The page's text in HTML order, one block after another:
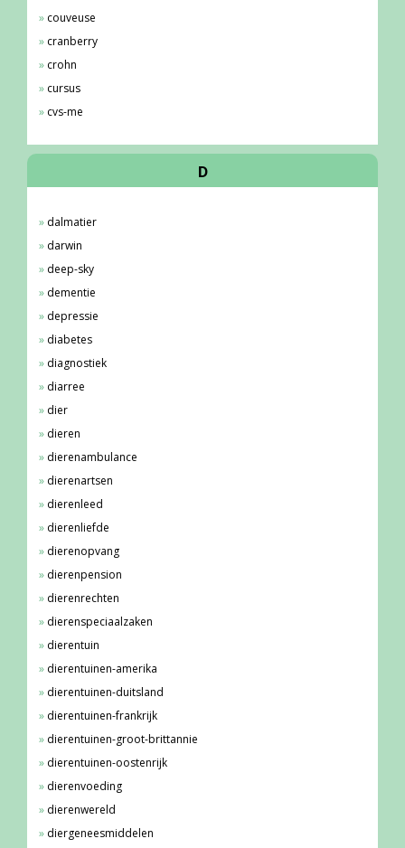
couveuse
cranberry
crohn
cursus
cvs-me
D
dalmatier
darwin
deep-sky
dementie
depressie
diabetes
diagnostiek
diarree
dier
dieren
dierenambulance
dierenartsen
dierenleed
dierenliefde
dierenopvang
dierenpension
dierenrechten
dierenspeciaalzaken
dierentuin
dierentuinen-amerika
dierentuinen-duitsland
dierentuinen-frankrijk
dierentuinen-groot-brittannie
dierentuinen-oostenrijk
dierenvoeding
dierenwereld
diergeneesmiddelen